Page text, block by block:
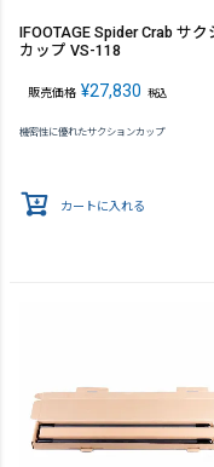
IFOOTAGE Spider Crab サク
カップ VS-118
販売価格 ¥27,830 税込
機密性に優れたサクションカップ
カートに入れる